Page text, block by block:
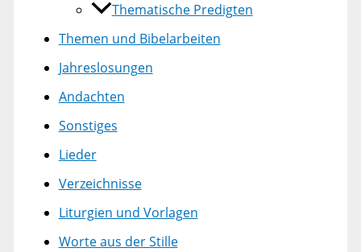
Thematische Predigten
Themen und Bibelarbeiten
Jahreslosungen
Andachten
Sonstiges
Lieder
Verzeichnisse
Liturgien und Vorlagen
Worte aus der Stille